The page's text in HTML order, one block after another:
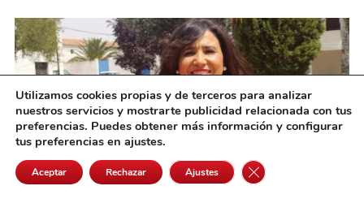
Utilizamos cookies propias y de terceros para analizar
nuestros servicios y mostrarte publicidad relacionada con tus
preferencias. Puedes obtener más información y configurar
tus preferencias en ajustes.
Aceptar Rechazar Ajustes Cerrar el banner de